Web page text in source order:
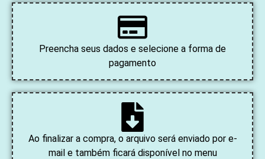
Preencha seus dados e selecione a forma de
pagamento
Ao finalizar a compra, o arquivo será enviado por e-
mail e também ficará disponível no menu